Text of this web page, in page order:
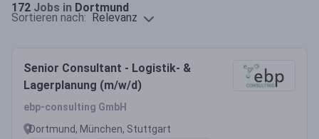
172 Jobs in Dortmund
Sortieren nach: Relevanz
Senior Consultant - Logistik- &
Lagerplanung (m/w/d)
ebp-consulting GmbH
Dortmund, München, Stuttgart